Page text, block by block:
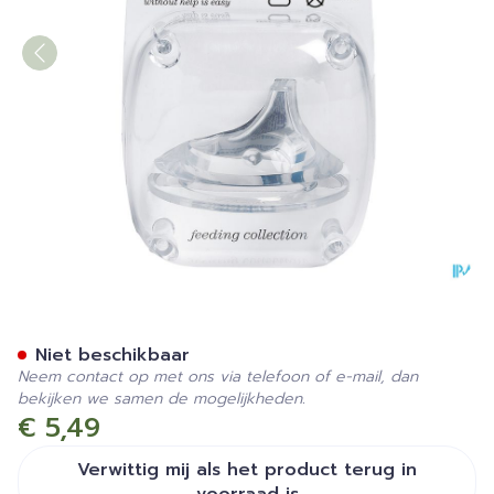
€ 5,49
Verwittig mij als het product terug in
Niet beschikbaar
Neem contact op met ons via telefoon of e-mail, dan
bekijken we samen de mogelijkheden.